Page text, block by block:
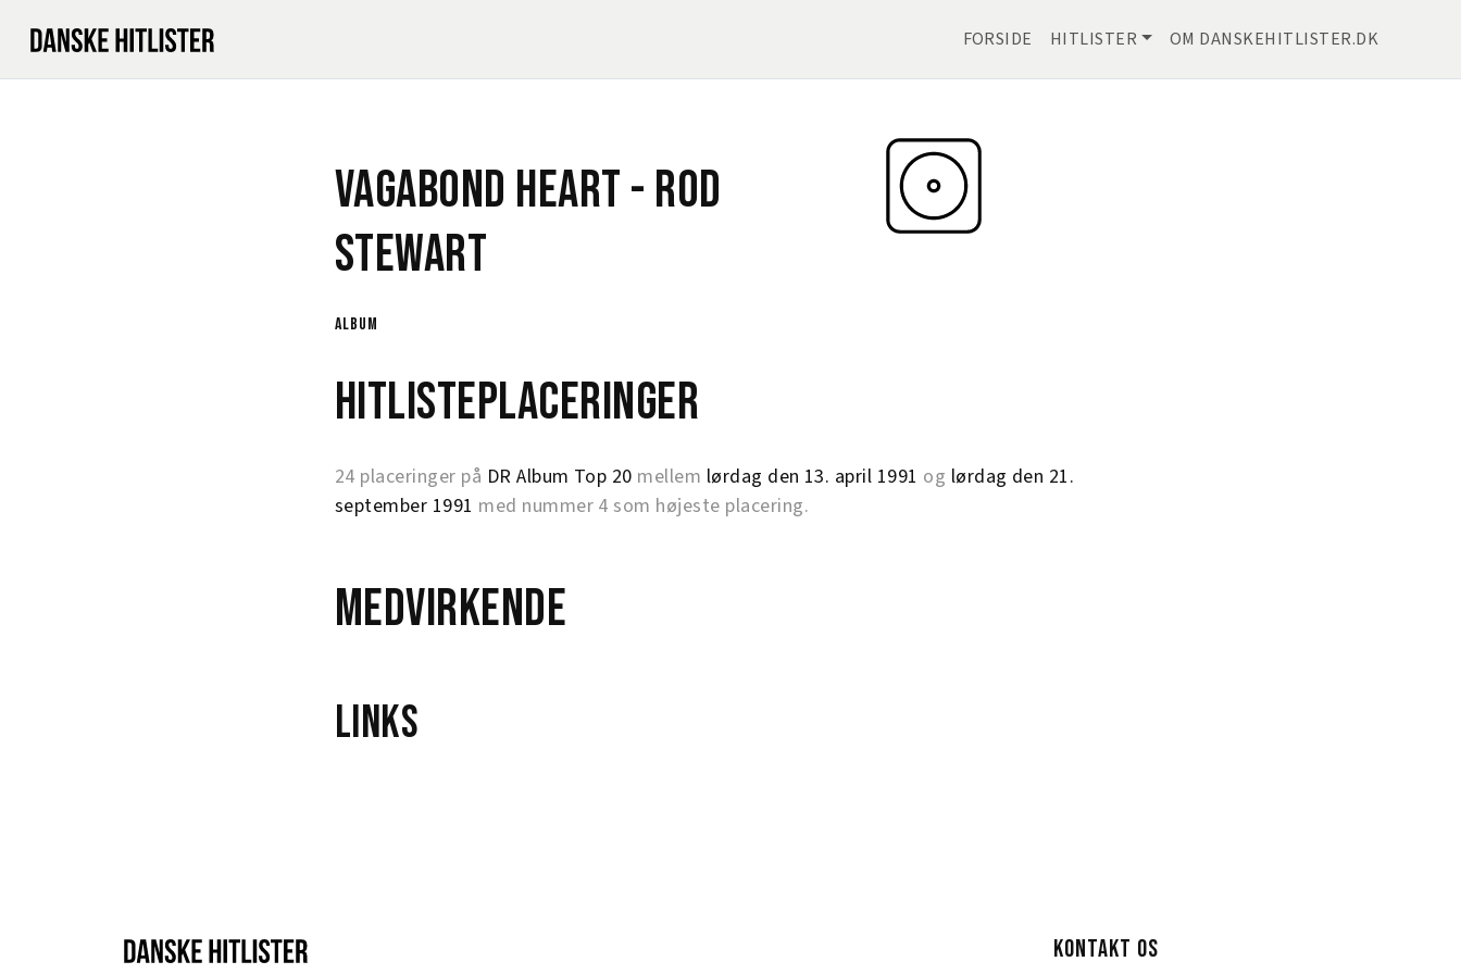
FORSIDE HITLISTER OM DANSKEHITLISTER.DK
Vagabond Heart - Rod
Stewart
album
Hitlisteplaceringer
24 placeringer på DR Album Top 20 mellem lørdag den 13. april 1991 og lørdag den 21.
september 1991 med nummer 4 som højeste placering.
Medvirkende
Links
KONTAKT OS